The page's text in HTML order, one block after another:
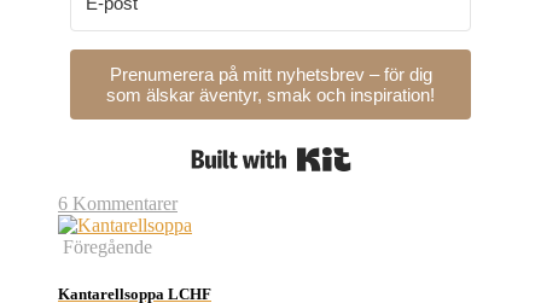
Prenumerera på mitt nyhetsbrev – för dig
som älskar äventyr, smak och inspiration!
6 Kommentarer
Föregående
Kantarellsoppa LCHF